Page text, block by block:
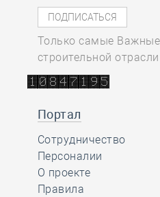
Только самые Важные
строительной
Портал
Сотрудничество
Персоналии
О проекте
Правила